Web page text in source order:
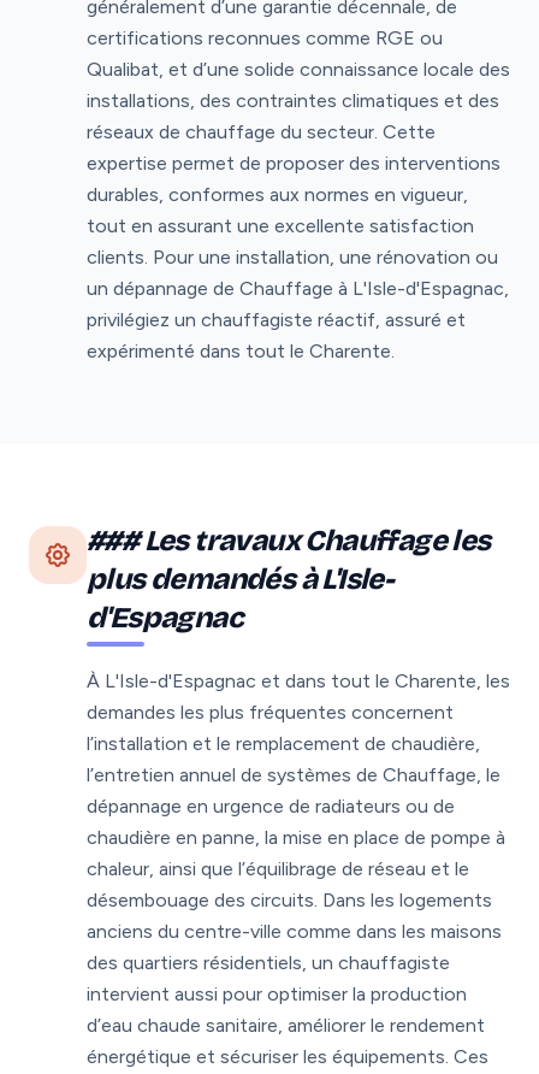
généralement d’une garantie décennale, de
certifications reconnues comme RGE ou
Qualibat, et d’une solide connaissance locale des
installations, des contraintes climatiques et des
réseaux de chauffage du secteur. Cette
expertise permet de proposer des interventions
durables, conformes aux normes en vigueur,
tout en assurant une excellente satisfaction
clients. Pour une installation, une rénovation ou
un dépannage de Chauffage à L'Isle-d'Espagnac,
privilégiez un chauffagiste réactif, assuré et
expérimenté dans tout le Charente.
### Les travaux Chauffage les
plus demandés à L'Isle-
d'Espagnac
À L'Isle-d'Espagnac et dans tout le Charente, les
demandes les plus fréquentes concernent
l’installation et le remplacement de chaudière,
l’entretien annuel de systèmes de Chauffage, le
dépannage en urgence de radiateurs ou de
chaudière en panne, la mise en place de pompe à
chaleur, ainsi que l’équilibrage de réseau et le
désembouage des circuits. Dans les logements
anciens du centre-ville comme dans les maisons
des quartiers résidentiels, un chauffagiste
intervient aussi pour optimiser la production
d’eau chaude sanitaire, améliorer le rendement
énergétique et sécuriser les équipements. Ces